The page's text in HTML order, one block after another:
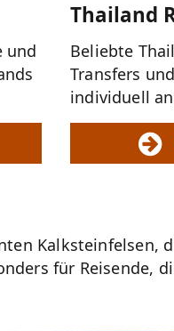
und
Thailand
Beliebte
Transfers
individuell
Kalksteinfelsen,
für Reisende,